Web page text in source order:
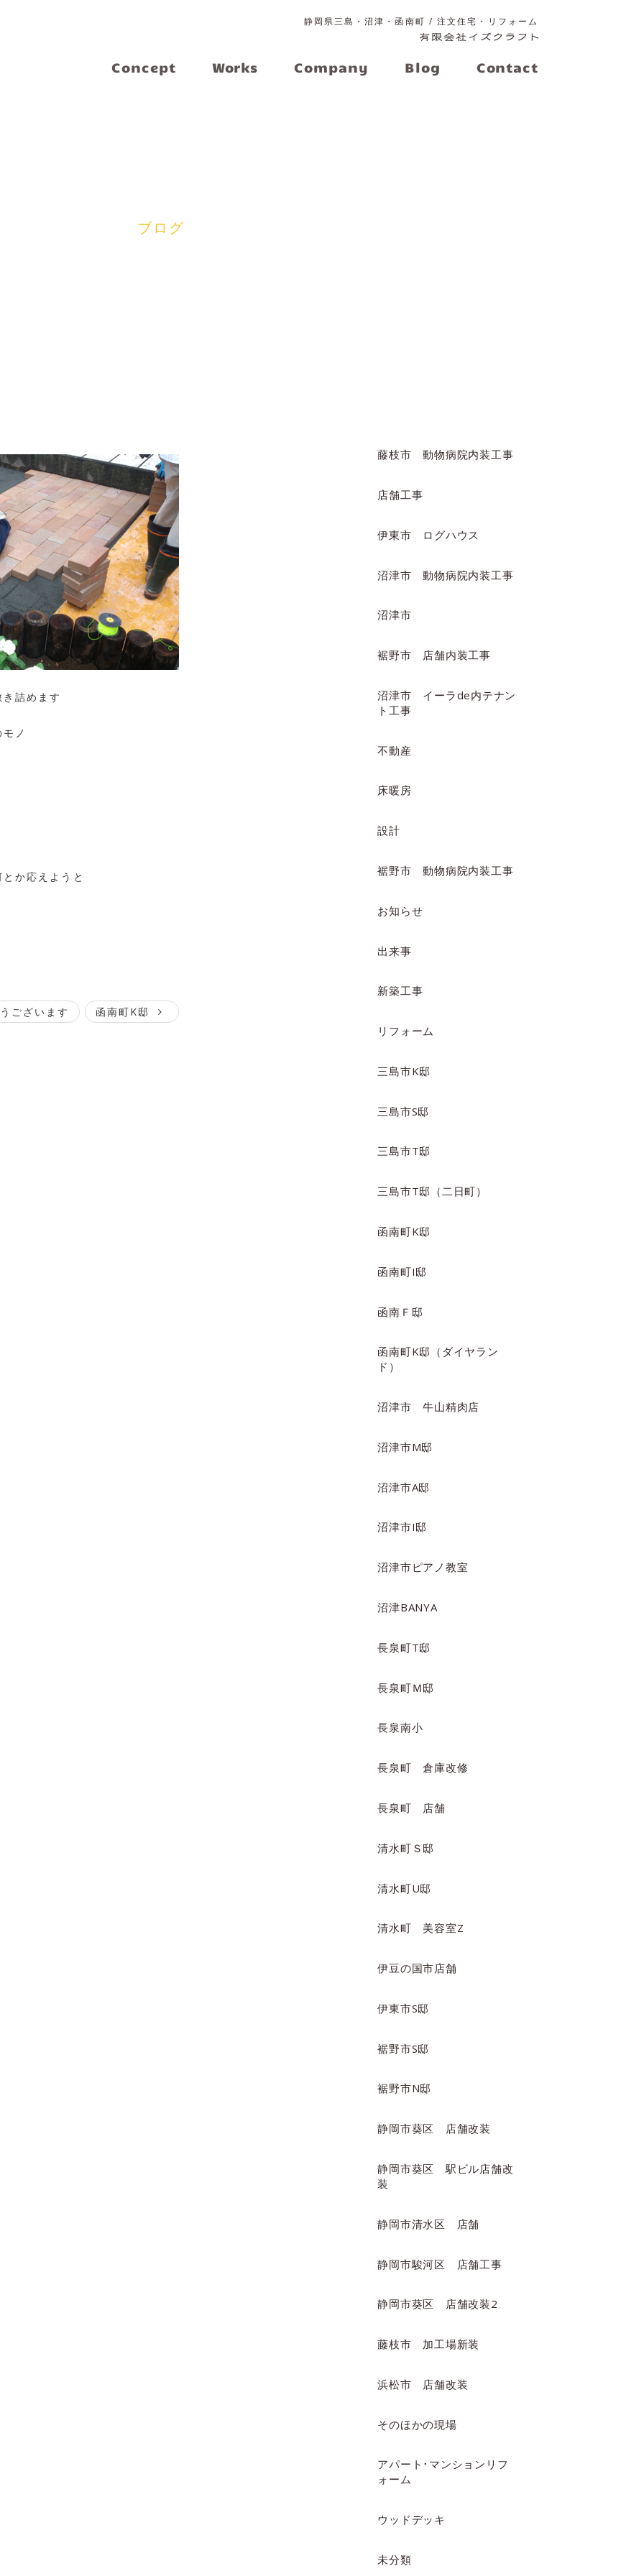
静岡県三島・沼津・函南町 / 注文住宅・リフォーム
Concept Works Company Blog Contact
ブログ
詰めます
ノ
か応えようと
ございます 函南町K邸
藤枝市 動物病院内装工事
店舗工事
伊東市 ログハウス
沼津市 動物病院内装工事
沼津市
裾野市 店舗内装工事
沼津市 イーラde内テナン
ト工事
不動産
床暖房
設計
裾野市 動物病院内装工事
お知らせ
出来事
新築工事
リフォーム
三島市K邸
三島市S邸
三島市T邸
三島市T邸（二日町）
函南町K邸
函南町I邸
函南Ｆ邸
函南町K邸（ダイヤラン
ド）
沼津市 牛山精肉店
沼津市M邸
沼津市A邸
沼津市I邸
沼津市ピアノ教室
沼津BANYA
長泉町T邸
長泉町Ｍ邸
長泉南小
長泉町 倉庫改修
長泉町 店舗
清水町Ｓ邸
清水町U邸
清水町 美容室Z
伊豆の国市店舗
伊東市S邸
裾野市S邸
裾野市N邸
静岡市葵区 店舗改装
静岡市葵区 駅ビル店舗改
装
静岡市清水区 店舗
静岡市駿河区 店舗工事
静岡市葵区 店舗改装2
藤枝市 加工場新装
浜松市 店舗改装
そのほかの現場
アパート･マンションリフ
ォーム
ウッドデッキ
未分類